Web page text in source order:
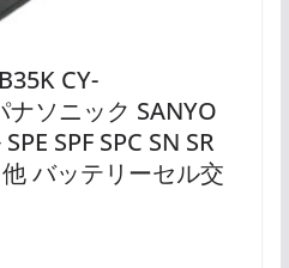
CY-
ソニック SANYO
SPF SPC SN SR
バッテリーセル交